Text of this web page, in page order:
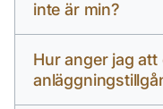
inte är min?
Hur anger jag att